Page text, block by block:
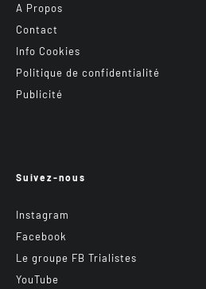
A Propos
Contact
Info Cookies
Politique de confidentialité
Publicité
Suivez-nous
Instagram
Facebook
Le groupe FB Trialistes
YouTube